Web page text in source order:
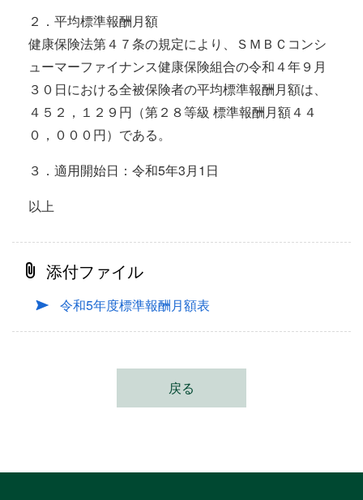
２．平均標準報酬月額
健康保険法第４７条の規定により、ＳＭＢＣコンシ
ューマーファイナンス健康保険組合の令和４年９月
３０日における全被保険者の平均標準報酬月額は、
４５２，１２９円（第２８等級 標準報酬月額４４
０，０００円）である。
３．適用開始日：令和5年3月1日
以上
添付ファイル
令和5年度標準報酬月額表
戻る